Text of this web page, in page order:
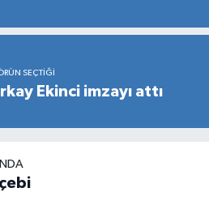
SEÇTIĞI
Ekinci imzayı attı